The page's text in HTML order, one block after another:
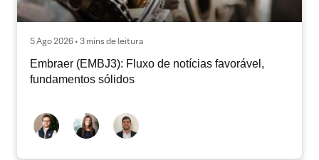
5 Ago 2026 • 3 mins de leitura
Embraer (EMBJ3): Fluxo de notícias favorável,
fundamentos sólidos